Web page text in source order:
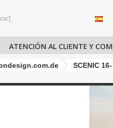
ATENCIÓN AL CLIENTE Y
SCENIC 16-